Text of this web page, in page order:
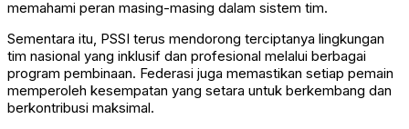
memahami peran masing-masing dalam sistem tim.
Sementara itu, PSSI terus mendorong terciptanya lingkungan
tim nasional yang inklusif dan profesional melalui berbagai
program pembinaan. Federasi juga memastikan setiap pemain
memperoleh kesempatan yang setara untuk berkembang dan
berkontribusi maksimal.